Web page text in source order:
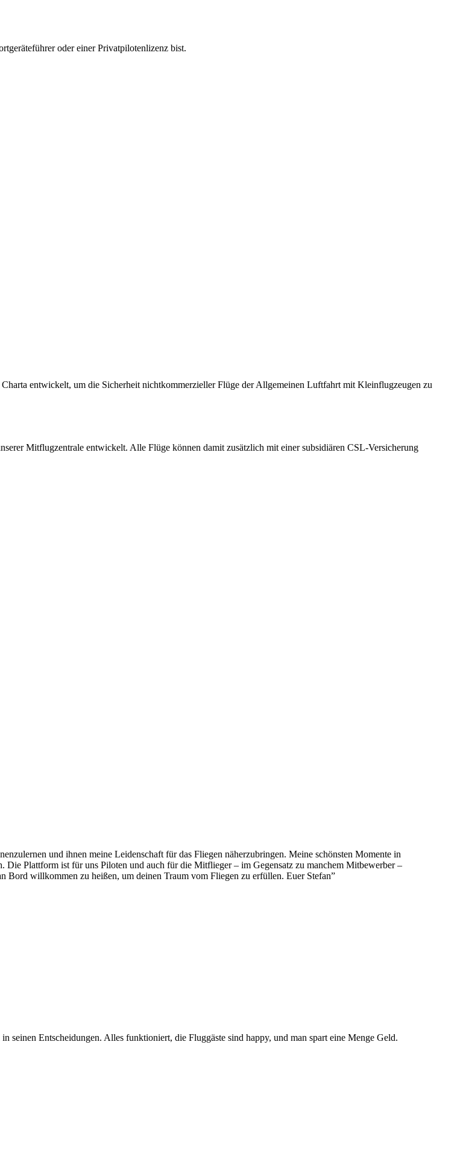
oder einer Privatpilotenlizenz bist.
entwickelt, um die Sicherheit nichtkommerzieller Flüge der Allgemeinen Luftfahrt mit Kleinflugzeugen zu
Mitflugzentrale entwickelt. Alle Flüge können damit zusätzlich mit einer subsidiären CSL-Versicherung
und ihnen meine Leidenschaft für das Fliegen näherzubringen. Meine schönsten Momente in
Plattform ist für uns Piloten und auch für die Mitflieger – im Gegensatz zu manchem Mitbewerber –
Bord willkommen zu heißen, um deinen Traum vom Fliegen zu erfüllen. Euer Stefan”
seinen Entscheidungen. Alles funktioniert, die Fluggäste sind happy, und man spart eine Menge Geld.